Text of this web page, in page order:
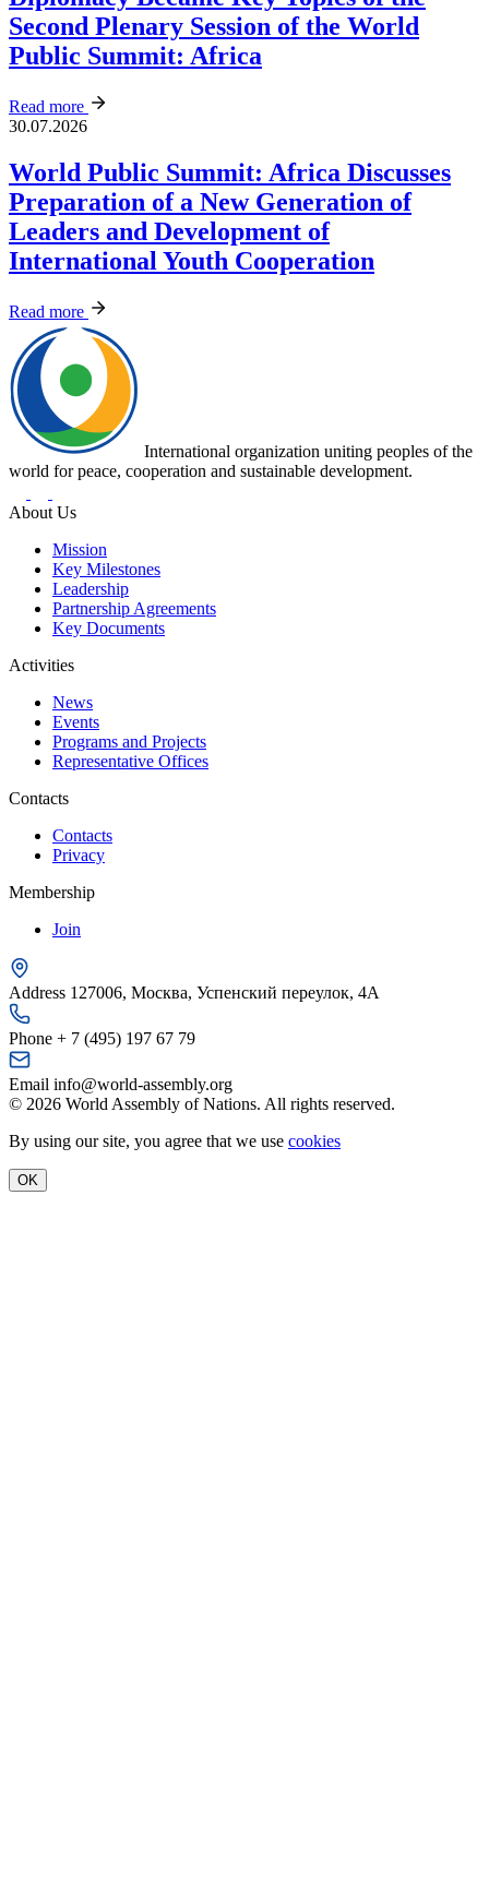
Second Plenary Session of the World
Public Summit: Africa
Read more
30.07.2026
World Public Summit: Africa Discusses
Preparation of a New Generation of
Leaders and Development of
International Youth Cooperation
Read more
International organization uniting peoples of the
world for peace, cooperation and sustainable development.
About Us
Mission
Key Milestones
Leadership
Partnership Agreements
Key Documents
Activities
News
Events
Programs and Projects
Representative Offices
Contacts
Contacts
Privacy
Membership
Join
Address 127006, Москва, Успенский переулок, 4А
Phone + 7 (495) 197 67 79
Email info@world-assembly.org
© 2026 World Assembly of Nations. All rights reserved.
By using our site, you agree that we use cookies
OK